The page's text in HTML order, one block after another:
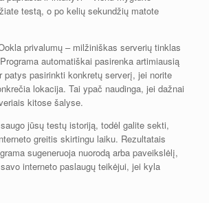
testą, o po kelių sekundžių matote
privalumų – milžiniškas serverių tinklas
automatiškai pasirenka artimiausią
patys pasirinkti konkretų serverį, jei norite
lokacija. Tai ypač naudinga, jei dažnai
kitose šalyse.
jūsų testų istoriją, todėl galite sekti,
greitis skirtingu laiku. Rezultatais
sugeneruoja nuorodą arba paveikslėlį,
interneto paslaugų teikėjui, jei kyla